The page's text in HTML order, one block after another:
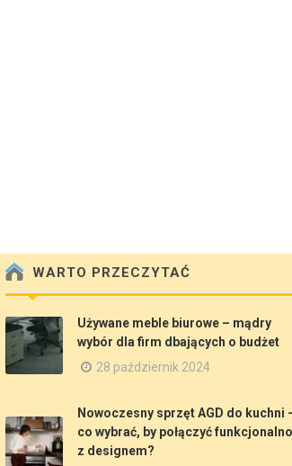
WARTO PRZECZYTAĆ
Używane meble biurowe – mądry
wybór dla firm dbających o budżet
28 październik 2024
Nowoczesny sprzęt AGD do kuchni -
co wybrać, by połączyć
z designem?